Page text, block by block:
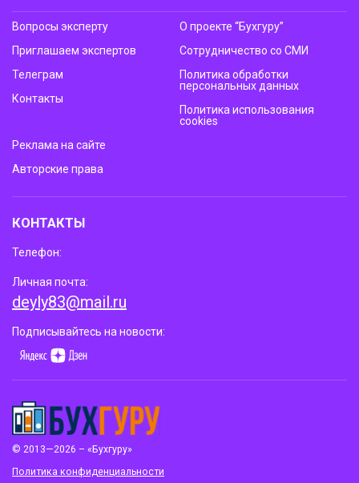
© 2013—2026 – «Бухгуру»
Политика конфиденциальности
Вопросы эксперту
Приглашаем экспертов
Телеграм
Контакты
О проекте “Бухгуру”
Сотрудничество со СМИ
Политика обработки
персональных данных
Политика использования
cookies
Реклама на сайте
Авторские права
КОНТАКТЫ
Телефон:
Личная почта:
deyly83@mail.ru
Подписывайтесь на новости: